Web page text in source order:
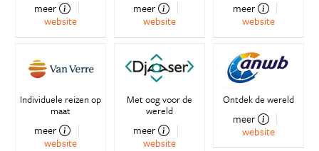
meer
website
meer
website
meer
website
Individuele reizen op
maat
meer
website
Met oog voor de
wereld
meer
website
Ontdek de wereld
meer
website